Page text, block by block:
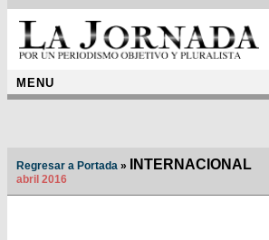
MENU
Regresar a Portada » INTERNACIONAL
abril 2016